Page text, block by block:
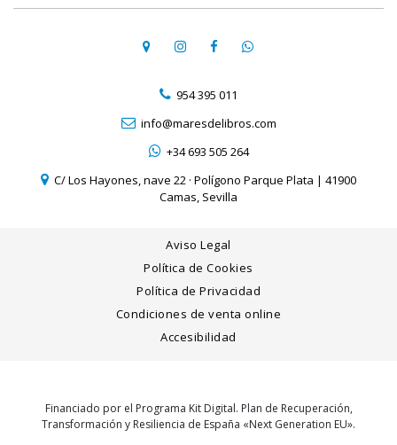
954 395 011
info@maresdelibros.com
+34 693 505 264
C/ Los Hayones, nave 22 · Polígono Parque Plata | 41900
Camas, Sevilla
Aviso Legal
Política de Cookies
Política de Privacidad
Condiciones de venta online
Accesibilidad
Financiado por el Programa Kit Digital. Plan de Recuperación,
Transformación y Resiliencia de España «Next Generation EU».